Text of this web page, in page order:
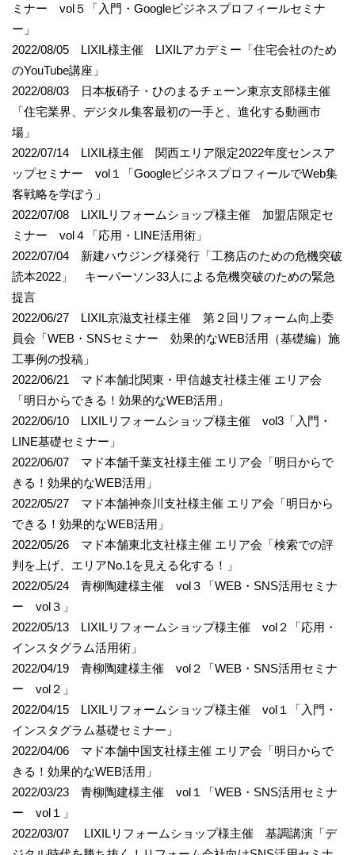
ミナー vol５「入門・Googleビジネスプロフィールセミナ
ー」
2022/08/05 LIXIL様主催 LIXILアカデミー「住宅会社のため
のYouTube講座」
2022/08/03 日本板硝子・ひのまるチェーン東京支部様主催
「住宅業界、デジタル集客最初の一手と、進化する動画市
場」
2022/07/14 LIXIL様主催 関西エリア限定2022年度センスア
ップセミナー vol１「GoogleビジネスプロフィールでWeb集
客戦略を学ぼう」
2022/07/08 LIXILリフォームショップ様主催 加盟店限定セ
ミナー vol４「応用・LINE活用術」
2022/07/04 新建ハウジング様発行「工務店のための危機突破
読本2022」 キーパーソン33人による危機突破のための緊急
提言
2022/06/27 LIXIL京滋支社様主催 第２回リフォーム向上委
員会「WEB・SNSセミナー 効果的なWEB活用（基礎編）施
工事例の投稿」
2022/06/21 マド本舗北関東・甲信越支社様主催 エリア会
「明日からできる！効果的なWEB活用」
2022/06/10 LIXILリフォームショップ様主催 vol3「入門・
LINE基礎セミナー」
2022/06/07 マド本舗千葉支社様主催 エリア会「明日からで
きる！効果的なWEB活用」
2022/05/27 マド本舗神奈川支社様主催 エリア会「明日から
できる！効果的なWEB活用」
2022/05/26 マド本舗東北支社様主催 エリア会「検索での評
判を上げ、エリアNo.1を見える化する！」
2022/05/24 青柳陶建様主催 vol３「WEB・SNS活用セミナ
ー vol３」
2022/05/13 LIXILリフォームショップ様主催 vol２「応用・
インスタグラム活用術」
2022/04/19 青柳陶建様主催 vol２「WEB・SNS活用セミナ
ー vol２」
2022/04/15 LIXILリフォームショップ様主催 vol１「入門・
インスタグラム基礎セミナー」
2022/04/06 マド本舗中国支社様主催 エリア会「明日からで
きる！効果的なWEB活用」
2022/03/23 青柳陶建様主催 vol１「WEB・SNS活用セミナ
ー vol１」
2022/03/07 LIXILリフォームショップ様主催 基調講演「デ